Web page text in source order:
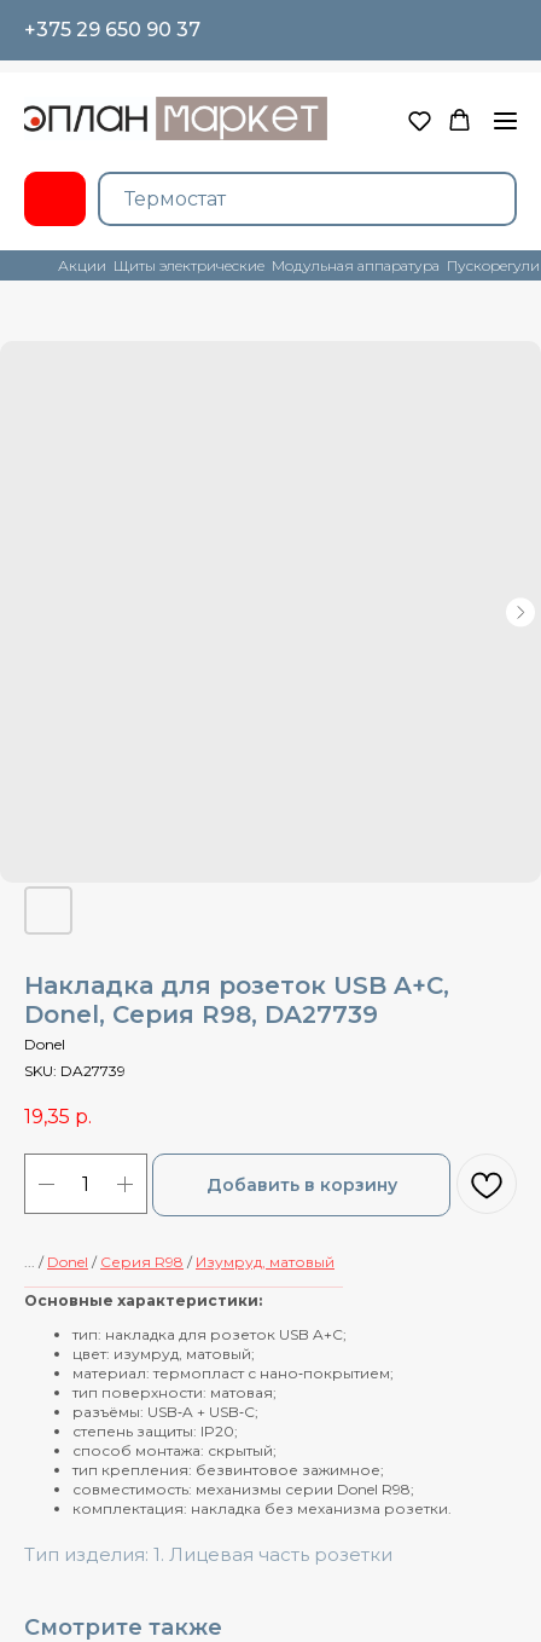
+375 29 650 90 37
Акции Щиты электрические Модульная аппаратура
Накладка для розеток USB A+C,
Donel, Cерия R98, DA27739
Donel
SKU: DA27739
19,35 р.
Добавить в корзину
... / Donel / Cерия R98 / Изумруд, матовый
Основные характеристики:
тип: накладка для розеток USB A+C;
цвет: изумруд, матовый;
материал: термопласт с нано‑покрытием;
тип поверхности: матовая;
разъёмы: USB‑A + USB‑C;
степень защиты: IP20;
способ монтажа: скрытый;
тип крепления: безвинтовое зажимное;
совместимость: механизмы серии Donel R98;
комплектация: накладка без механизма розетки.
Тип изделия: 1. Лицевая часть розетки
Смотрите также